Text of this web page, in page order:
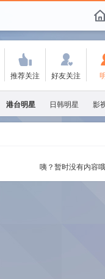
'
推荐关注
:
好友关注
港台明星 日韩明星 影
咦？暂时没有内容